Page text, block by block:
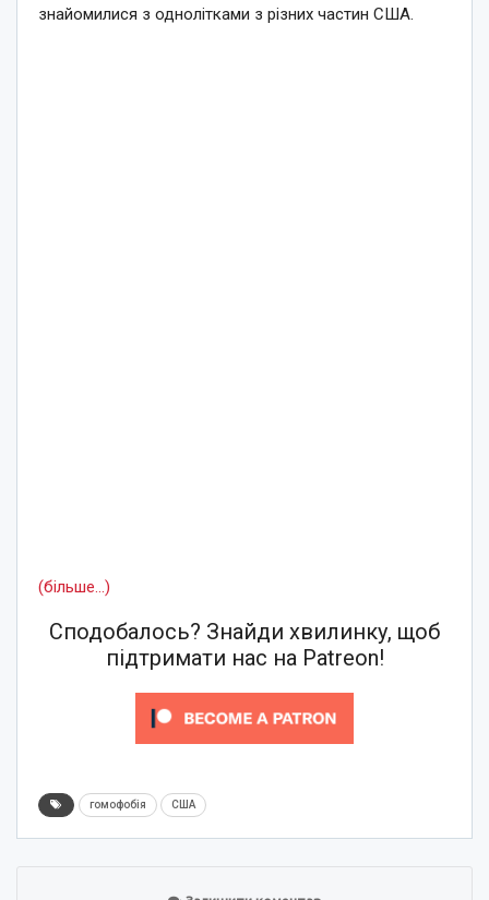
знайомилися з однолітками з різних частин США.
(більше…)
Сподобалось? Знайди хвилинку, щоб
підтримати нас на Patreon!
гомофобія США